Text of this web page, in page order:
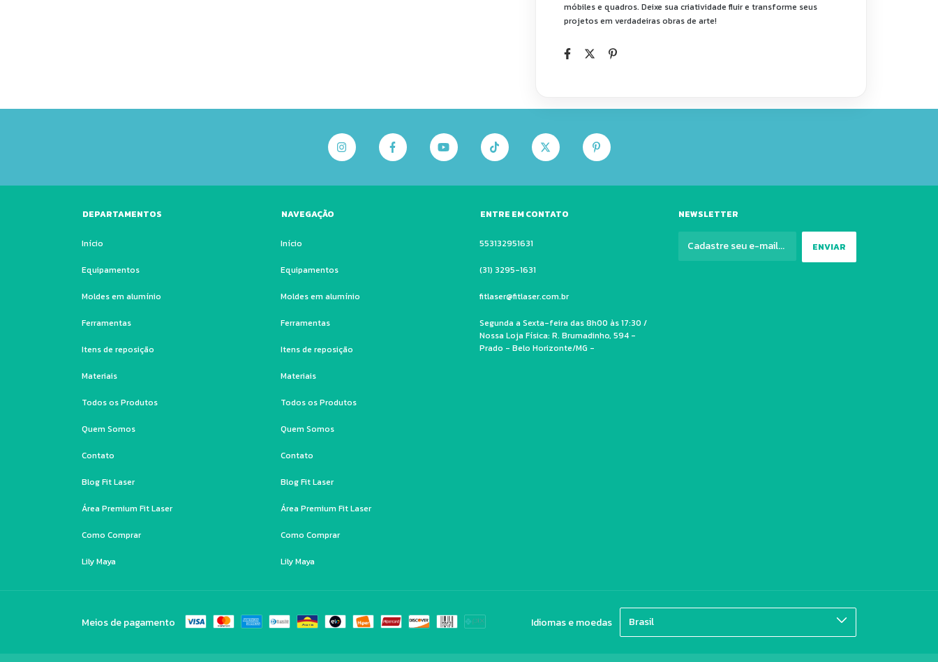
móbiles e quadros. Deixe sua criatividade fluir e transforme seus
projetos em verdadeiras obras de arte!
DEPARTAMENTOS
Início
Equipamentos
Moldes em alumínio
Ferramentas
Itens de reposição
Materiais
Todos os Produtos
Quem Somos
Contato
Blog Fit Laser
Área Premium Fit Laser
Como Comprar
Lily Maya
NAVEGAÇÃO
Início
Equipamentos
Moldes em alumínio
Ferramentas
Itens de reposição
Materiais
Todos os Produtos
Quem Somos
Contato
Blog Fit Laser
Área Premium Fit Laser
Como Comprar
Lily Maya
ENTRE EM CONTATO
553132951631
(31) 3295-1631
fitlaser@fitlaser.com.br
Segunda a Sexta-feira das 8h00 às 17:30 /
Nossa Loja Física: R. Brumadinho, 594 -
Prado - Belo Horizonte/MG -
NEWSLETTER
Meios de pagamento Idiomas e moedas